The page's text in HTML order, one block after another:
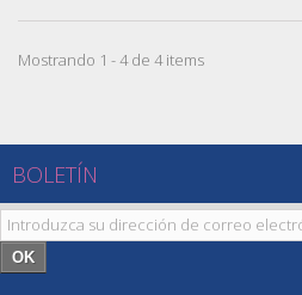
Mostrando 1 - 4 de 4 items
BOLETÍN
OK